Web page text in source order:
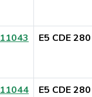
11043 E5 CDE 280
11044 E5 CDE 280